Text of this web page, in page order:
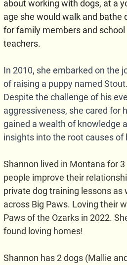
about working with dogs, at a
age she would walk and bathe
for family members and school
teachers.
In 2010, she embarked on the
of raising a puppy named Stout.
Despite the challenge of his
aggressiveness, she cared for
gained a wealth of knowledge
insights into the root causes of
Shannon lived in Montana for
people improve their
private dog training lessons as
across Big Paws. Loving their
Paws of the Ozarks in 2022.
found loving homes!
Shannon has 2 dogs (Mallie